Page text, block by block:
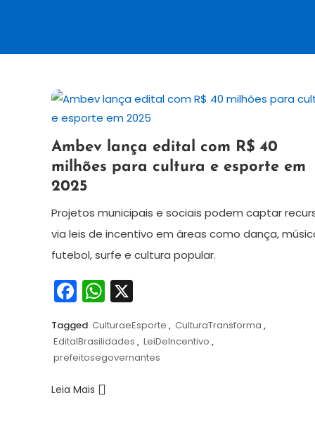
6
de
agosto
de
2025
Redação
Ambev lança edital com R$ 40
milhões para cultura e esporte em
2025
Projetos municipais e sociais podem captar
via leis de incentivo em áreas como dança,
futebol, surfe e cultura popular.
Facebook
WhatsApp
X
Tagged CulturaeEsporte , CulturaTransforma ,
EditalBrasilidades , LeiDeIncentivo ,
prefeitosegovernantes
Leia Mais